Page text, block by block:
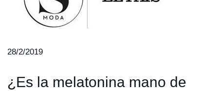
28/2/2019
¿Es la melatonina mano de